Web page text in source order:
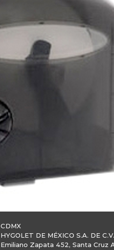
CDMX
HYGOLET DE MÉXICO S.A. DE C.V.
Emiliano Zapata 452, Santa Cruz